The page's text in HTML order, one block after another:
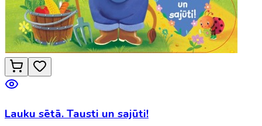
Lauku sētā. Tausti un sajūti!